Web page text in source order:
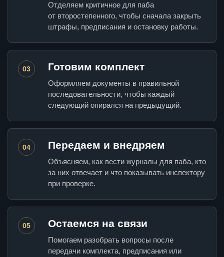
Отделяем критичное для паба
от второстепенного, чтобы сначала закрыть
штрафы, предписания и остановку работы.
03 Готовим комплект
Оформляем документы в правильной
последовательности, чтобы каждый
следующий опирался на предыдущий.
04 Передаем и внедряем
Объясняем, как вести журналы для паба, кто
за них отвечает и что показывать инспектору
при проверке.
05 Остаемся на связи
Помогаем разобрать вопросы после
передачи комплекта, предписания или